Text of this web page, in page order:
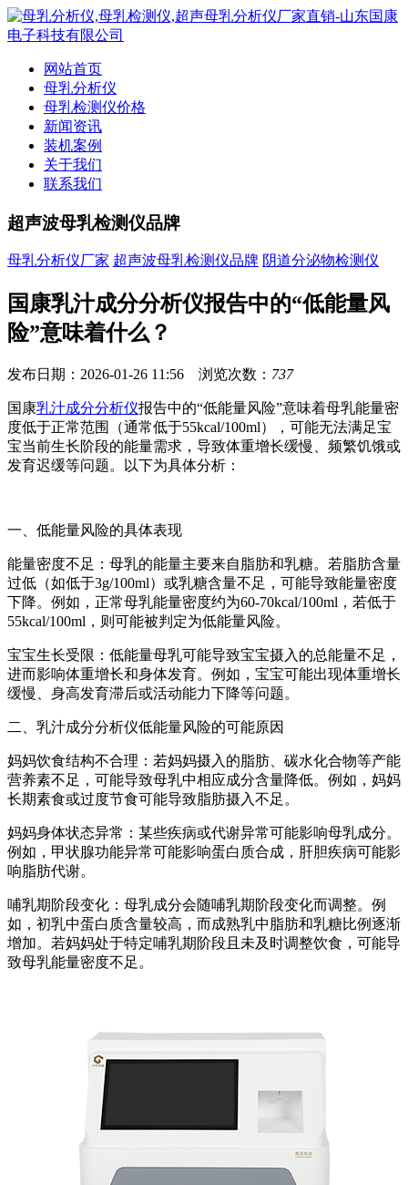
网站首页
母乳分析仪
母乳检测仪价格
新闻资讯
装机案例
关于我们
联系我们
超声波母乳检测仪品牌
母乳分析仪厂家 超声波母乳检测仪品牌 阴道分泌物检测仪
国康乳汁成分分析仪报告中的“低能量风
险”意味着什么？
发布日期：2026-01-26 11:56 浏览次数： 737
国康乳汁成分分析仪报告中的“低能量风险”意味着母乳能量密
度低于正常范围（通常低于55kcal/100ml），可能无法满足宝
宝当前生长阶段的能量需求，导致体重增长缓慢、频繁饥饿或
发育迟缓等问题。以下为具体分析：
一、低能量风险的具体表现
能量密度不足：母乳的能量主要来自脂肪和乳糖。若脂肪含量
过低（如低于3g/100ml）或乳糖含量不足，可能导致能量密度
下降。例如，正常母乳能量密度约为60-70kcal/100ml，若低于
55kcal/100ml，则可能被判定为低能量风险。
宝宝生长受限：低能量母乳可能导致宝宝摄入的总能量不足，
进而影响体重增长和身体发育。例如，宝宝可能出现体重增长
缓慢、身高发育滞后或活动能力下降等问题。
二、乳汁成分分析仪低能量风险的可能原因
妈妈饮食结构不合理：若妈妈摄入的脂肪、碳水化合物等产能
营养素不足，可能导致母乳中相应成分含量降低。例如，妈妈
长期素食或过度节食可能导致脂肪摄入不足。
妈妈身体状态异常：某些疾病或代谢异常可能影响母乳成分。
例如，甲状腺功能异常可能影响蛋白质合成，肝胆疾病可能影
响脂肪代谢。
哺乳期阶段变化：母乳成分会随哺乳期阶段变化而调整。例
如，初乳中蛋白质含量较高，而成熟乳中脂肪和乳糖比例逐渐
增加。若妈妈处于特定哺乳期阶段且未及时调整饮食，可能导
致母乳能量密度不足。